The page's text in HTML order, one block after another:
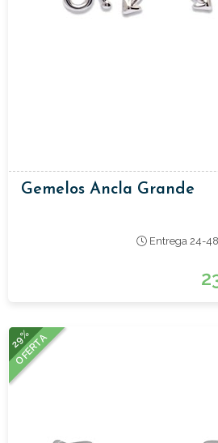
Gemelos Ancla Grande
Entrega 24-
29%
OFERTA